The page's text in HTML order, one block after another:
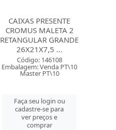
CAIXAS PRESENTE
CROMUS MALETA 2
RETANGULAR GRANDE
26X21X7,5 ...
Código: 146108
Embalagem: Venda PT\10
Master PT\10
Faça seu login ou
cadastre-se para
ver preços e
comprar